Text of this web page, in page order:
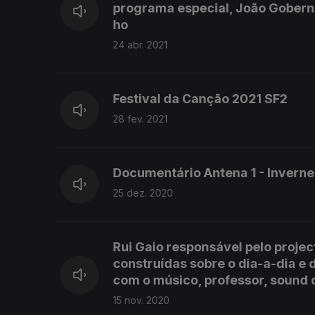
programa especial, João
ho
24 abr. 2021
Festival da Canção 2021 SF2
28 fev. 2021
Documentário Antena 1 -
25 dez. 2020
Rui Gaio responsável pelo
construídas sobre o dia-a-dia e
com o músico, professor,
15 nov. 2020